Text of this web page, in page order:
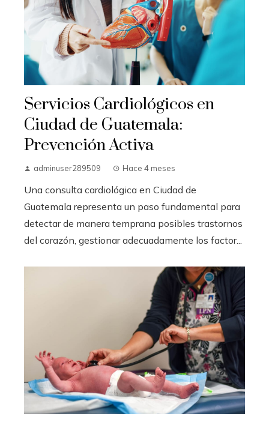
Servicios Cardiológicos en
Ciudad de Guatemala:
Prevención Activa
adminuser289509 Hace 4 meses
Una consulta cardiológica en Ciudad de
Guatemala representa un paso fundamental para
detectar de manera temprana posibles trastornos
del corazón, gestionar adecuadamente los factor...